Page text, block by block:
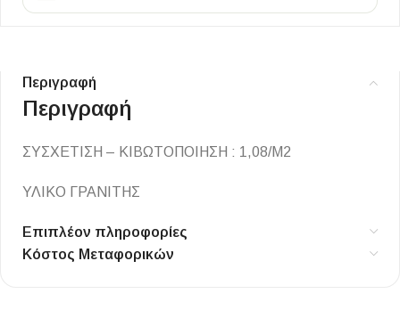
Περιγραφή
Περιγραφή
ΣΥΣΧΕΤΙΣΗ – ΚΙΒΩΤΟΠΟΙΗΣΗ : 1,08/Μ2
ΥΛΙΚΟ ΓΡΑΝΙΤΗΣ
Επιπλέον πληροφορίες
Κόστος Μεταφορικών